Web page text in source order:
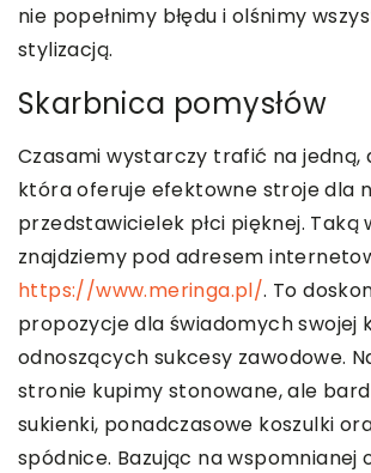
nie popełnimy błędu i olśnimy
stylizacją.
Skarbnica pomysłów
Czasami wystarczy trafić na jedną,
która oferuje efektowne stroje dla
przedstawicielek płci pięknej. Taką
znajdziemy pod adresem
https://www.meringa.pl/. To
propozycje dla świadomych swojej
odnoszących sukcesy zawodowe.
stronie kupimy stonowane, ale
sukienki, ponadczasowe koszulki
spódnice. Bazując na wspomnianej